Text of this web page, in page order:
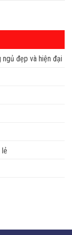
đẹp và hiện đại
lẻ